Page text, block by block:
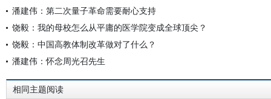
潘建伟：第二次量子革命需要耐心支持
饶毅：我的母校怎么从平庸的医学院变成全球顶尖？
饶毅：中国高教体制改革做对了什么？
潘建伟：怀念周光召先生
相同主题阅读